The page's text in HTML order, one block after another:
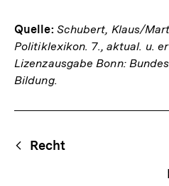
Quelle: Schubert, Klaus/
Politiklexikon. 7., aktual. u.
Lizenzausgabe Bonn:
Bildung.
Content-
Navigation
Recht